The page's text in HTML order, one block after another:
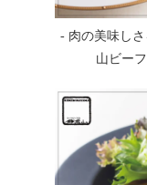
- 肉の美味し
山ビー